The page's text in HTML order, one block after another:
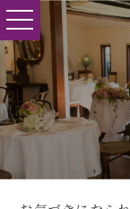
toggle
navigation